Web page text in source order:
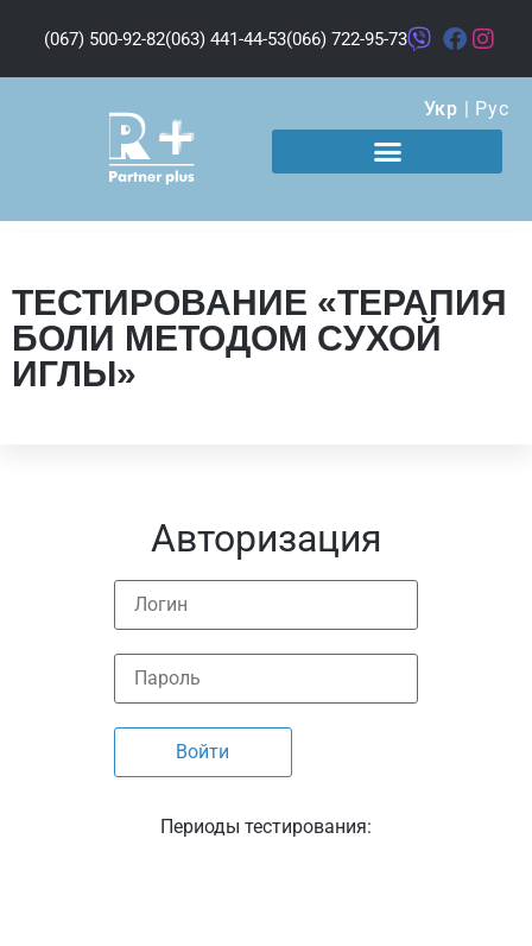
(067) 500-92-82(063) 441-44-53(066) 722-95-73
Укр | Рус
ТЕСТИРОВАНИЕ «ТЕРАПИЯ
БОЛИ МЕТОДОМ СУХОЙ
ИГЛЫ»
Авторизация
Периоды тестирования: